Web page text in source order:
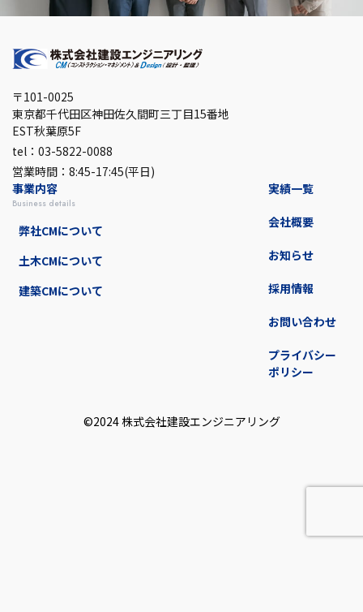
〒101-0025
東京都千代田区神田佐久間町三丁目15番地
EST秋葉原5F
tel：03-5822-0088
営業時間：8:45-17:45(平日)
事業内容
business details
弊社CMについて
土木CMについて
建築CMについて
実績一覧
会社概要
お知らせ
採用情報
お問い合わせ
プライバシー
ポリシー
©2024 株式会社建設エンジニアリング︎